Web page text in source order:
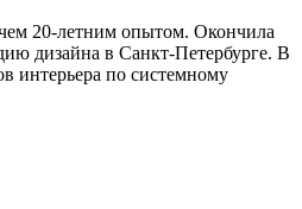
20-летним опытом. Окончила
дизайна в Санкт-Петербурге. В
интерьера по системному